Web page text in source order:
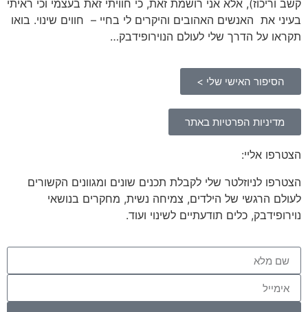
קשב וריכוז), אלא אני רושמת זאת, כי חוויתי זאת בעצמי וכי ראיתי
בעיני את האנשים האהובים והיקרים לי בחיי – חווים שינוי. בואו
תקראו על הדרך שלי לעולם הנוירופידבק…
הסיפור האישי שלי >
מדיניות הפרטיות באתר
הצטרפו אליי:
הצטרפו לניוזלטר שלי לקבלת תכנים שונים ומגוונים הקשורים
לעולם הרגשי של הילדים, צמיחה נשית, מחקרים בנושאי
נוירופידבק, כלים תודעתיים לשינוי ועוד.